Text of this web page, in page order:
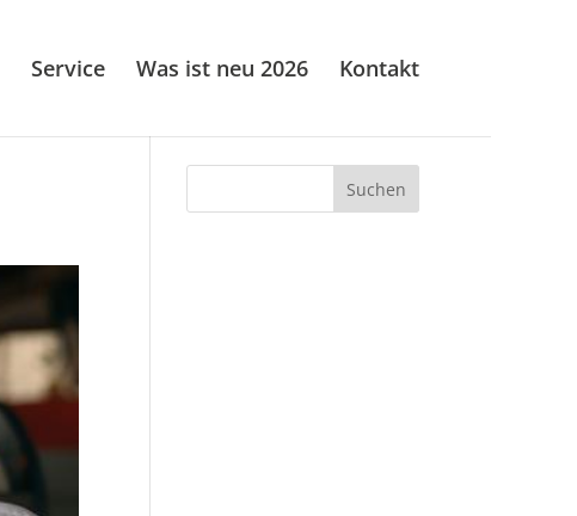
Service Was ist neu 2026 Kontakt